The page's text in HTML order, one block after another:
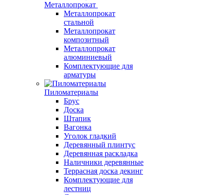
Металлопрокат
Металлопрокат
стальной
Металлопрокат
композитный
Металлопрокат
алюминиевый
Комплектующие для
арматуры
Пиломатериалы
Брус
Доска
Штапик
Вагонка
Уголок гладкий
Деревянный плинтус
Деревянная раскладка
Наличники деревянные
Террасная доска декинг
Комплектующие для
лестниц